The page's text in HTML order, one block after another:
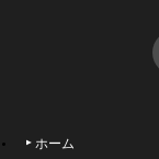
ホーム